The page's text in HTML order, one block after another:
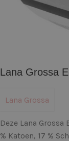
Lana Grossa
Lana Grossa
Deze Lana
% Katoen, 17 %